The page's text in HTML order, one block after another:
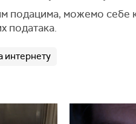
подацима, можемо себе
података.
интернету